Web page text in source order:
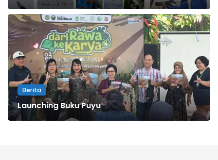
Berita
Launching Buku Puyu